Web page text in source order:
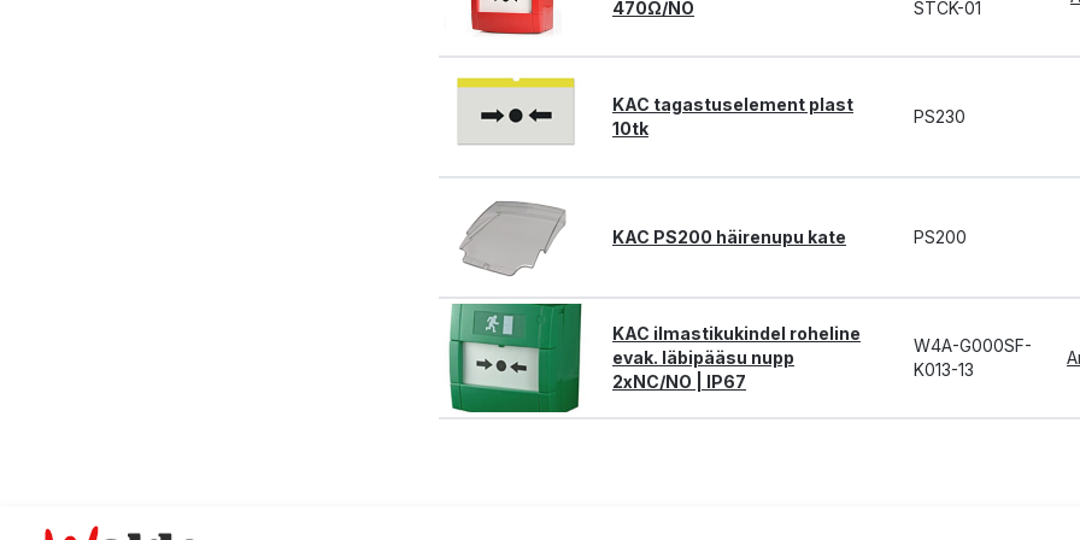
470Ω/NO
STCK-01
KAC tagastuselement plast
10tk
PS230
KAC PS200 häirenupu kate PS200
KAC ilmastikukindel roheline
evak. läbipääsu nupp
2xNC/NO | IP67
W4A-G000SF-
K013-13